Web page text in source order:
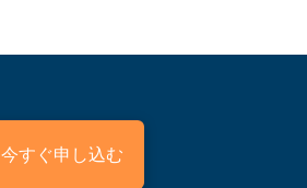
今すぐ申し込む